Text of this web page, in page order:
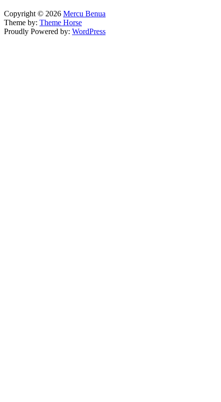
Copyright © 2026 Mercu Benua
Theme by: Theme Horse
Proudly Powered by: WordPress